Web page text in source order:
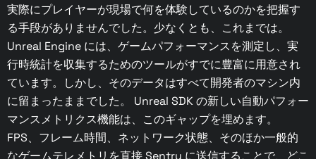
実際にプレイヤーが現場で何を体験しているのかを把握す
る手段がありませんでした。少なくとも、これまでは。
Unreal Engine には、ゲームパフォーマンスを測定し、実
行時統計を収集するためのツールがすでに豊富に用意され
ています。しかし、そのデータはすべて開発者のマシン内
に留まったままでした。 Unreal SDK の新しい自動パフォー
マンスメトリクス機能は、このギャップを埋めます。
FPS、フレーム時間、ネットワーク状態、そのほか一般的
なゲームテレメトリを直接 Sentry に送信することで、どこ